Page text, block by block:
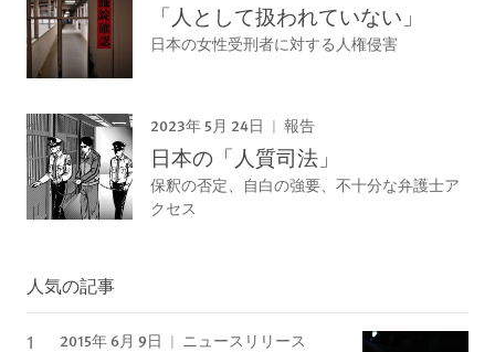
「人として扱われていない」
日本の女性受刑者に対する人権侵害
2023年 5月 24日 報告
日本の「人質司法」
保釈の否定、自白の強要、不十分な弁護士ア
クセス
人気の記事
2015年 6月 9日 ニュースリリース